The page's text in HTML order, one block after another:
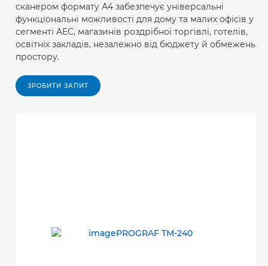
сканером формату А4 забезпечує універсальні
функціональні можливості для дому та малих офісів у
сегменті AEC, магазинів роздрібної торгівлі, готелів,
освітніх закладів, незалежно від бюджету й обмежень
простору.
ЗРОБИТИ ЗАПИТ